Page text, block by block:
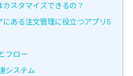
スタマイズできるの？
ある注文管理に役立つアプリ5
フロー
システム